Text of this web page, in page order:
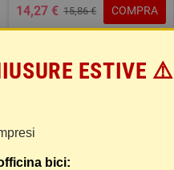
14,27 € 15,86 € COMPRA
-10%
COLLETTORE ASPIRAZIONE
125/250 BEVERLY RST 04/07
ESTIVE ⚠️
bici: